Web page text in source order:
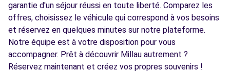
garantie d'un séjour réussi en toute liberté. Comparez les
offres, choisissez le véhicule qui correspond à vos besoins
et réservez en quelques minutes sur notre plateforme.
Notre équipe est à votre disposition pour vous
accompagner. Prêt à découvrir Millau autrement ?
Réservez maintenant et créez vos propres souvenirs !